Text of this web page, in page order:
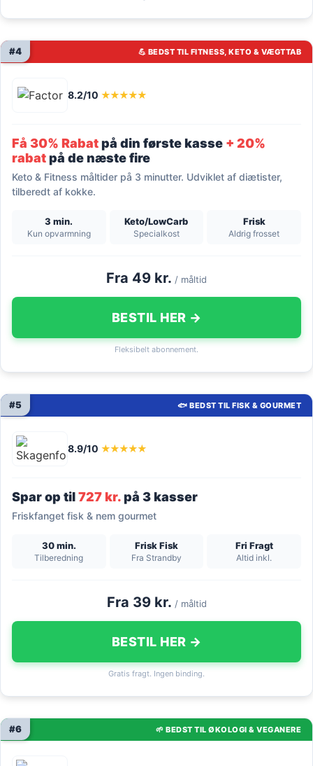
💪 BEDST TIL FITNESS, KETO & VÆGTTAB
#4
8.2/10 ★★★★★
Få 30% Rabatpå din første kasse + 20%
rabatpå de næste fire
Keto & Fitness måltider på 3 minutter. Udviklet af diætister,
tilberedt af kokke.
3 min.
Kun opvarmning
Keto/LowCarb
Specialkost
Frisk
Aldrig frosset
Fra 49 kr. / måltid
BESTIL HER →
Fleksibelt abonnement.
🐟 BEDST TIL FISK & GOURMET
#5
8.9/10 ★★★★★
Spar op til727 kr.på 3 kasser
Friskfanget fisk & nem gourmet
30 min.
Tilberedning
Frisk Fisk
Fra Strandby
Fri Fragt
Altid inkl.
Fra 39 kr. / måltid
BESTIL HER →
Gratis fragt. Ingen binding.
🌱 BEDST TIL ØKOLOGI & VEGANERE
#6